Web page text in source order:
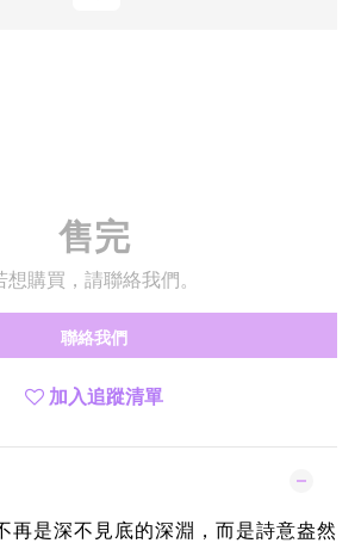
售完
想購買，請聯絡我們。
聯絡我們
加入追蹤清單
再是深不見底的深淵，而是詩意盎然